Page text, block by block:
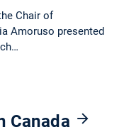
Chair of
Amoruso presented
Canada